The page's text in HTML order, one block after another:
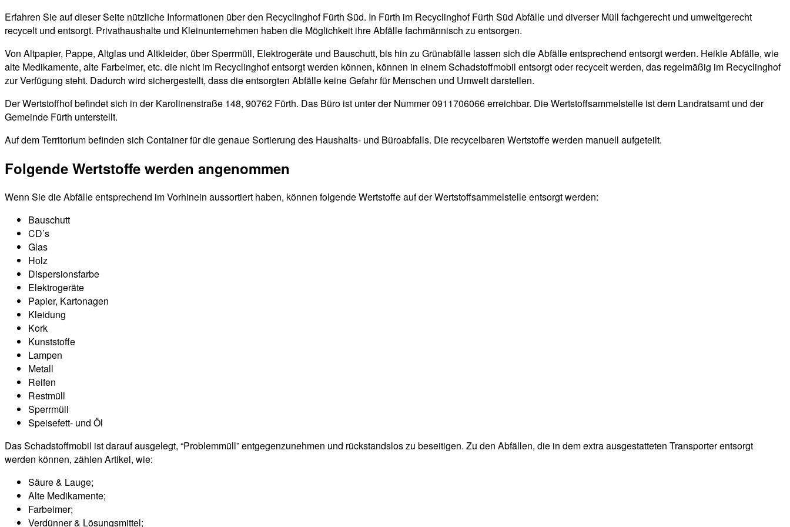
Erfahren Sie auf dieser Seite nützliche Informationen über den Recyclinghof Fürth Süd. In Fürth im Recyclinghof Fürth Süd Abfälle und diverser Müll fachgerecht und umweltgerecht
recycelt und entsorgt. Privathaushalte und Kleinunternehmen haben die Möglichkeit ihre Abfälle fachmännisch zu entsorgen.
Von Altpapier, Pappe, Altglas und Altkleider, über Sperrmüll, Elektrogeräte und Bauschutt, bis hin zu Grünabfälle lassen sich die Abfälle entsprechend entsorgt werden. Heikle Abfälle, wie
alte Medikamente, alte Farbeimer, etc. die nicht im Recyclinghof entsorgt werden können, können in einem Schadstoffmobil entsorgt oder recycelt werden, das regelmäßig im Recyclinghof
zur Verfügung steht. Dadurch wird sichergestellt, dass die entsorgten Abfälle keine Gefahr für Menschen und Umwelt darstellen.
Der Wertstoffhof befindet sich in der Karolinenstraße 148, 90762 Fürth. Das Büro ist unter der Nummer 0911706066 erreichbar. Die Wertstoffsammelstelle ist dem Landratsamt und der
Gemeinde Fürth unterstellt.
Auf dem Territorium befinden sich Container für die genaue Sortierung des Haushalts- und Büroabfalls. Die recycelbaren Wertstoffe werden manuell aufgeteilt.
Folgende Wertstoffe werden angenommen
Wenn Sie die Abfälle entsprechend im Vorhinein aussortiert haben, können folgende Wertstoffe auf der Wertstoffsammelstelle entsorgt werden:
Bauschutt
CD’s
Glas
Holz
Dispersionsfarbe
Elektrogeräte
Papier, Kartonagen
Kleidung
Kork
Kunststoffe
Lampen
Metall
Reifen
Restmüll
Sperrmüll
Speisefett- und Öl
Das Schadstoffmobil ist darauf ausgelegt, “Problemmüll” entgegenzunehmen und rückstandslos zu beseitigen. Zu den Abfällen, die in dem extra ausgestatteten Transporter entsorgt
werden können, zählen Artikel, wie:
Säure & Lauge;
Alte Medikamente;
Farbeimer;
Verdünner & Lösungsmittel;